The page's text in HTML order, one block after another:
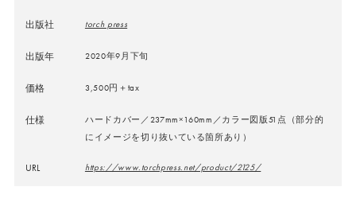
出版社 torch press
出版年 2020年9月下旬
価格 3,500円＋tax
仕様
ハードカバー／237mm×160mm／カラー図版51点（部分的
にイメージを切り抜いている箇所あり）
URL https://www.torchpress.net/product/2125/